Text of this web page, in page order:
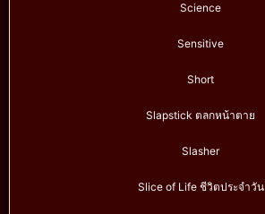
Science
Sensitive
Short
Slapstick ตลกหน้าตาย
Slasher
Slice of Life ชีวิตประจำวัน